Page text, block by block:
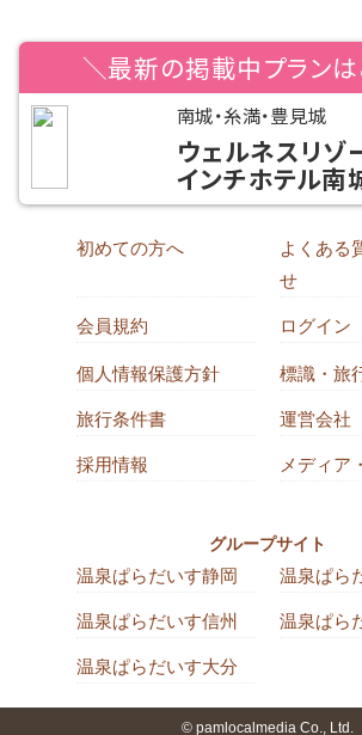
＼最新の掲載中プランは
南城・糸満・豊見城
ウェルネスリ
インチホテル南
初めての方へ
よくある
せ
会員規約 ログイン
個人情報保護方針 標識・旅
旅行条件書 運営会社
採用情報 メディア
グループサイト
温泉ぱらだいす静岡 温泉ぱら
温泉ぱらだいす信州 温泉ぱら
温泉ぱらだいす大分
© pamlocalmedia Co., Ltd.